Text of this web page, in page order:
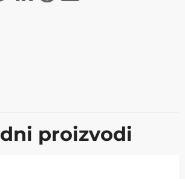
proizvodi